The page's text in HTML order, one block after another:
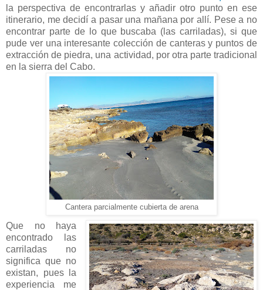
la perspectiva de encontrarlas y añadir otro punto en ese
itinerario, me decidí a pasar una mañana por allí. Pese a no
encontrar parte de lo que buscaba (las carriladas), si que
pude ver una interesante colección de canteras y puntos de
extracción de piedra, una actividad, por otra parte tradicional
en la sierra del Cabo.
Cantera parcialmente cubierta de arena
Que no haya
encontrado las
carriladas no
significa que no
existan, pues la
experiencia me